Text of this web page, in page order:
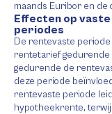
maands Euribor en de
Effecten op
periodes
De rentevaste
rentetarief
gedurende de
deze periode
rentevaste periode
hypotheekrente,